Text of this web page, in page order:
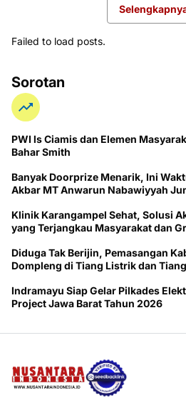
Failed to load posts.
Sorotan
PWI ls Ciamis dan Elemen
Bahar Smith
Banyak Doorprize Menarik, Ini
Akbar MT Anwarun Nabawiyyah
Klinik Karangampel Sehat, Solusi
yang Terjangkau Masyarakat dan
Diduga Tak Berijin, Pemasangan
Dompleng di Tiang Listrik dan
Indramayu Siap Gelar Pilkades
Project Jawa Barat Tahun 2026